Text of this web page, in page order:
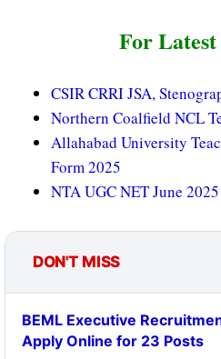
For
CSIR CRRI JSA,
Northern Coalfield NCL
Allahabad University
Form 2025
NTA UGC NET June
DON'T MISS
BEML Executive
Apply Online for 23 Posts